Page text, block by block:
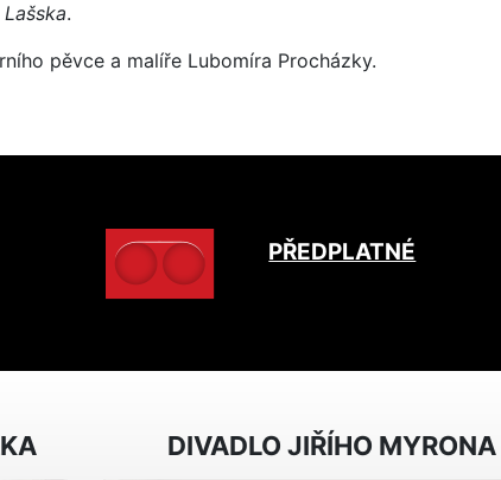
.
pěvce a malíře Lubomíra Procházky.
PŘEDPLATNÉ
DIVADLO JIŘÍHO MYRONA